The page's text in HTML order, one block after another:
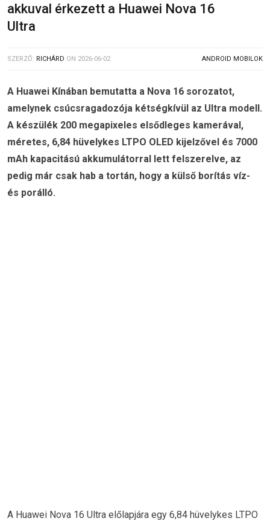
akkuval érkezett a Huawei Nova 16
Ultra
SZERZŐ: RICHÁRD ON 2026-06-02 ANDROID MOBILOK
A Huawei Kínában bemutatta a Nova 16 sorozatot,
amelynek csúcsragadozója kétségkívül az Ultra modell.
A készülék 200 megapixeles elsődleges kamerával,
méretes, 6,84 hüvelykes LTPO OLED kijelzővel és 7000
mAh kapacitású akkumulátorral lett felszerelve, az
pedig már csak hab a tortán, hogy a külső borítás víz-
és porálló.
A Huawei Nova 16 Ultra előlapjára egy 6,84 hüvelykes LTPO